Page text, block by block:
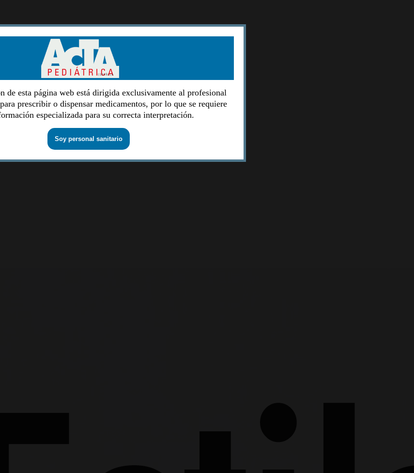
de esta página web está dirigida exclusivamente al profesional
prescribir o dispensar medicamentos, por lo que se requiere
especializada para su correcta interpretación.
Soy personal sanitario